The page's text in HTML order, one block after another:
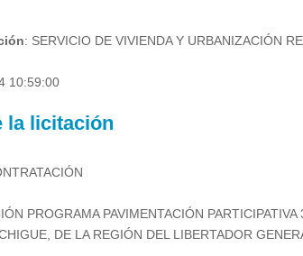
: SERVICIO DE VIVIENDA Y URBANIZACIÓN
10:59:00
la licitación
PROGRAMA PAVIMENTACIÓN
DE LA REGIÓN DEL LIBERTADOR